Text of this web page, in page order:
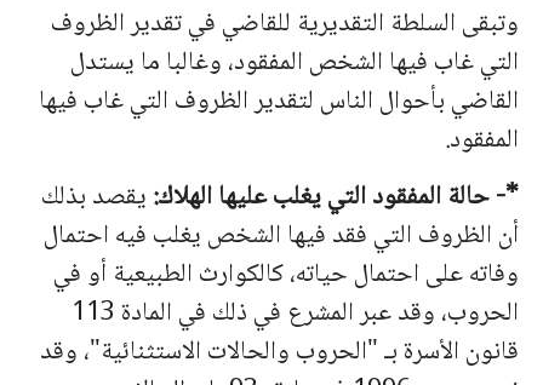
وتبقى السلطة التقديرية للقاضي في تقدير الظروف
التي غاب فيها الشخص المفقود، وغالبا ما يستدل
القاضي بأحوال الناس لتقدير الظروف التي غاب فيها
المفقود.
*- حالة المفقود التي يغلب عليها الهلاك:يقصد بذلك
أن الظروف التي فقد فيها الشخص يغلب فيه احتمال
وفاته على احتمال حياته، كالكوارث الطبيعية أو في
الحروب، وقد عبر المشرع في ذلك في المادة 113
قانون الأسرة بـ "الحروب والحالات الاستثنائية"، وقد